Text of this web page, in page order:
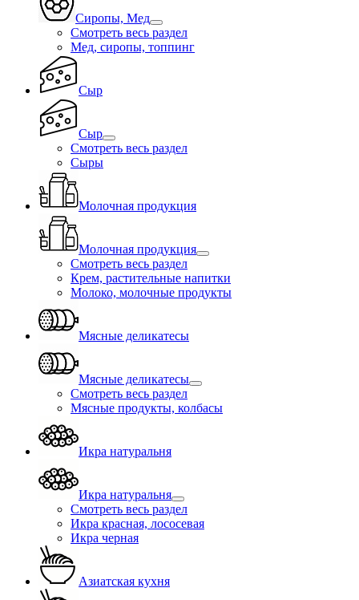
Сиропы, Мед
Смотреть весь раздел
Мед, сиропы, топпинг
Сыр
Сыр
Смотреть весь раздел
Сыры
Молочная продукция
Молочная продукция
Смотреть весь раздел
Крем, растительные напитки
Молоко, молочные продукты
Мясные деликатесы
Мясные деликатесы
Смотреть весь раздел
Мясные продукты, колбасы
Икра натуральня
Икра натуральня
Смотреть весь раздел
Икра красная, лососевая
Икра черная
Азиатская кухня